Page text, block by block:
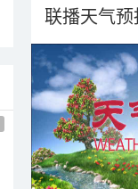
联播天气预